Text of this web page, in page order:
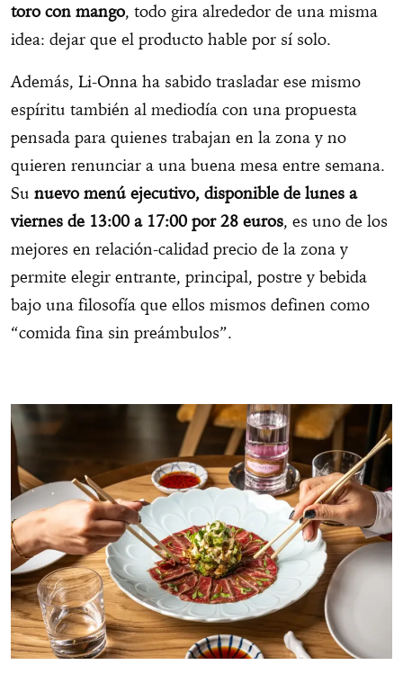
toro con mango, todo gira alrededor de una misma
idea: dejar que el producto hable por sí solo.
Además, Li-Onna ha sabido trasladar ese mismo
espíritu también al mediodía con una propuesta
pensada para quienes trabajan en la zona y no
quieren renunciar a una buena mesa entre semana.
Su nuevo menú ejecutivo, disponible de lunes a
viernes de 13:00 a 17:00 por 28 euros, es uno de los
mejores en relación-calidad precio de la zona y
permite elegir entrante, principal, postre y bebida
bajo una filosofía que ellos mismos definen como
“comida fina sin preámbulos”.